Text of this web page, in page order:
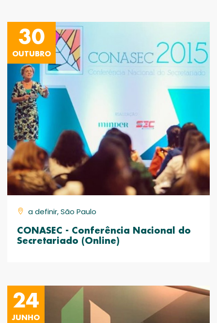
30
OUTUBRO
a definir, São Paulo
CONASEC - Conferência Nacional do
Secretariado (Online)
24
JUNHO